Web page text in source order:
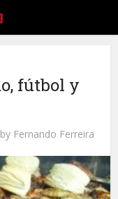
fútbol y
by Fernando Ferreira